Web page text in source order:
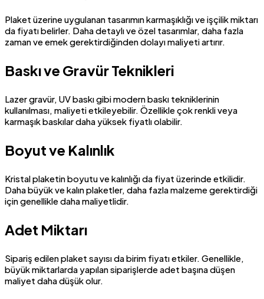
Plaket üzerine uygulanan tasarımın karmaşıklığı ve işçilik miktarı
da fiyatı belirler. Daha detaylı ve özel tasarımlar, daha fazla
zaman ve emek gerektirdiğinden dolayı maliyeti artırır.
Baskı ve Gravür Teknikleri
Lazer gravür, UV baskı gibi modern baskı tekniklerinin
kullanılması, maliyeti etkileyebilir. Özellikle çok renkli veya
karmaşık baskılar daha yüksek fiyatlı olabilir.
Boyut ve Kalınlık
Kristal plaketin boyutu ve kalınlığı da fiyat üzerinde etkilidir.
Daha büyük ve kalın plaketler, daha fazla malzeme gerektirdiği
için genellikle daha maliyetlidir.
Adet Miktarı
Sipariş edilen plaket sayısı da birim fiyatı etkiler. Genellikle,
büyük miktarlarda yapılan siparişlerde adet başına düşen
maliyet daha düşük olur.